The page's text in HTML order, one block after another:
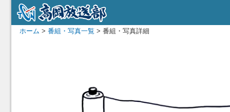
ホーム > 番組・写真一覧 > 番組・写真詳細